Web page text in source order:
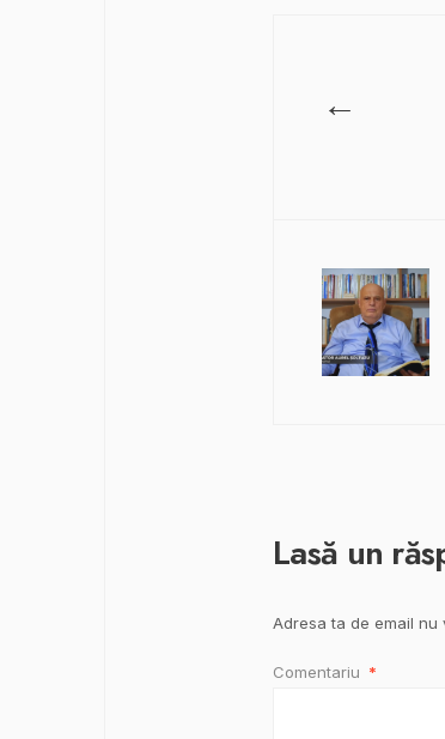
←
Lasă un
Adresa ta de email nu
Comentariu *